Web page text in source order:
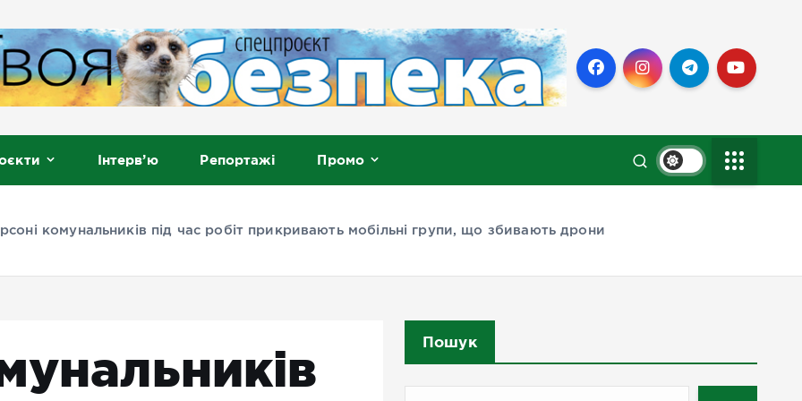
Інтерв’ю Репортажі Промо
комунальників під час робіт прикривають мобільні групи, що збивають дрони
Пошук